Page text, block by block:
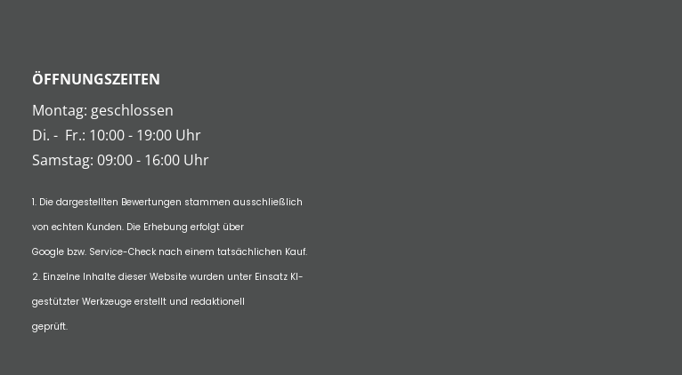
ÖFFNUNGSZEITEN
Montag: geschlossen
Di. - Fr.: 10:00 - 19:00 Uhr
Samstag: 09:00 - 16:00 Uhr
1. Die dargestellten Bewertungen stammen ausschließlich
von echten Kunden. Die Erhebung erfolgt über
Google bzw. Service-Check nach einem tatsächlichen Kauf.
2. Einzelne Inhalte dieser Website wurden unter Einsatz KI-
gestützter Werkzeuge erstellt und redaktionell
geprüft.